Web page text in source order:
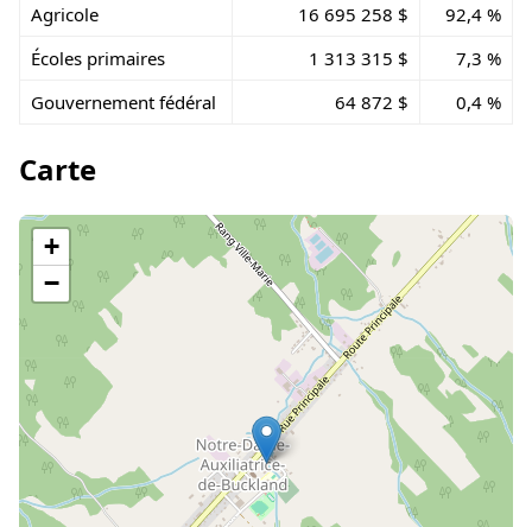
Agricole
16 695 258 $
92,4 %
Écoles primaires
1 313 315 $
7,3 %
Gouvernement fédéral
64 872 $ 0,4 %
Carte
+
−